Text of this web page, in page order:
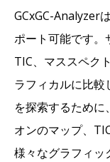
GCxGC-Analyzer
ポート可能です。
TIC、マススペク
ラフィカルに比較
を探索するため
オンのマップ、
様々なグラフィッ